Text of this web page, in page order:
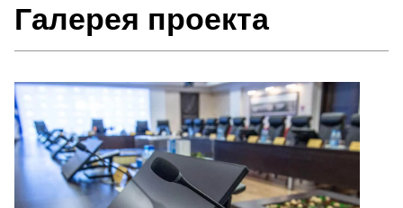
Галерея проекта